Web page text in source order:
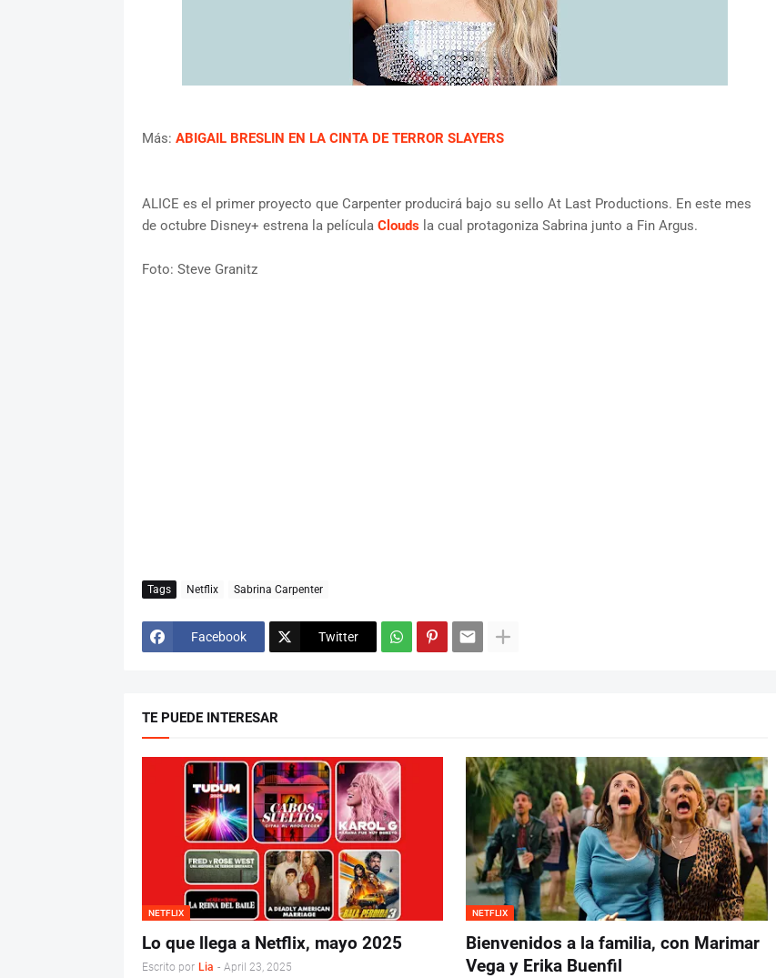
Más: ABIGAIL BRESLIN EN LA CINTA DE TERROR SLAYERS
ALICE es el primer proyecto que Carpenter producirá bajo su sello At Last Productions. En este mes
de octubre Disney+ estrena la película Cloudsla cual protagoniza Sabrina junto a Fin Argus.
Foto: Steve Granitz
Tags Netflix Sabrina Carpenter
Facebook Twitter
TE PUEDE INTERESAR
NETFLIX
Lo que llega a Netflix, mayo 2025
Escrito por Lia - April 23, 2025
NETFLIX
Bienvenidos a la familia, con Marimar
Vega y Erika Buenfil